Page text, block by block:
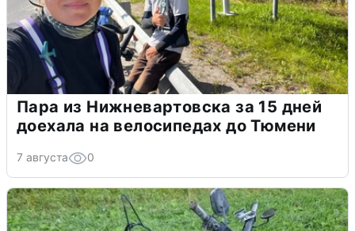
Пара из Нижневартовска за 15 дней
доехала на велосипедах до Тюмени
7 августа 0